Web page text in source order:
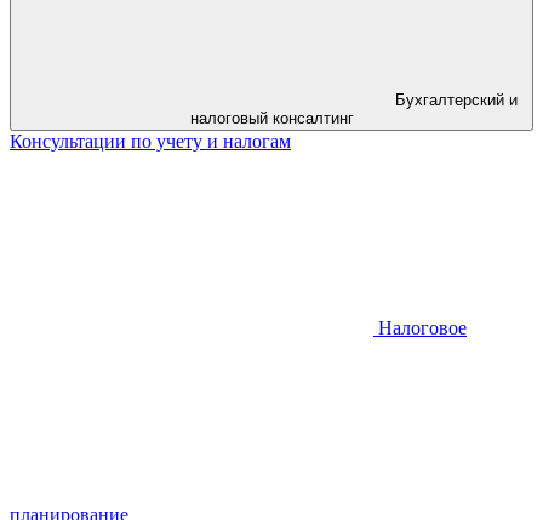
налоговый консалтинг
Консультации по учету и налогам
Налоговое
планирование